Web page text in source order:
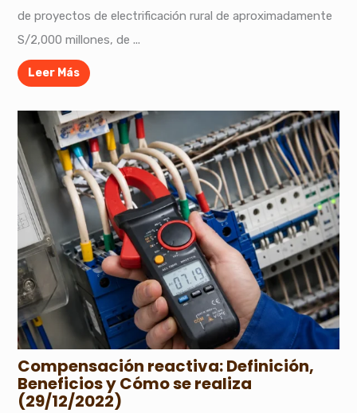
de proyectos de electrificación rural de aproximadamente
S/2,000 millones, de ...
Leer Más
Compensación reactiva: Definición,
Beneficios y Cómo se realiza
(29/12/2022)